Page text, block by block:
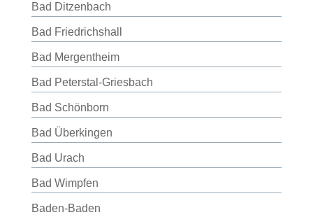
Bad Ditzenbach
Bad Friedrichshall
Bad Mergentheim
Bad Peterstal-Griesbach
Bad Schönborn
Bad Überkingen
Bad Urach
Bad Wimpfen
Baden-Baden